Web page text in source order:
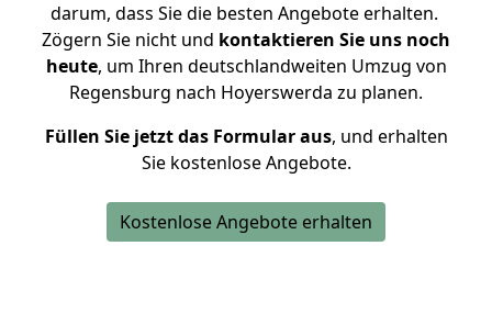
darum, dass Sie die besten Angebote erhalten.
Zögern Sie nicht und kontaktieren Sie uns noch
heute, um Ihren deutschlandweiten Umzug von
Regensburg nach Hoyerswerda zu planen.
Füllen Sie jetzt das Formular aus, und erhalten
Sie kostenlose Angebote.
Kostenlose Angebote erhalten